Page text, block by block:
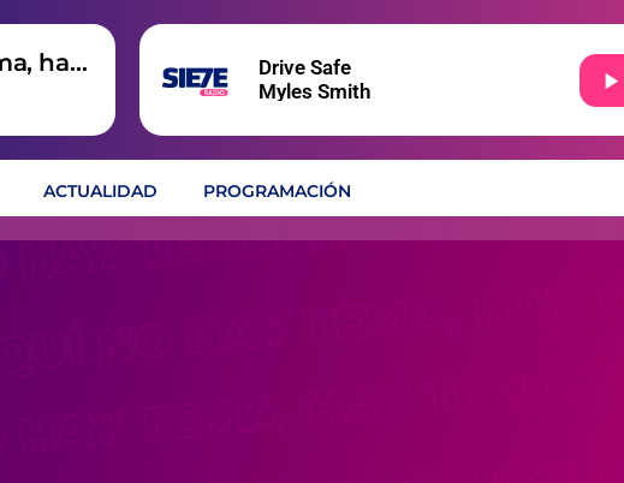
hay
Drive Safe
Myles Smith
play_arrow
ACTUALIDAD PROGRAMACIÓN